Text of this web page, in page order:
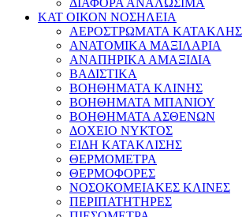
ΔΙΑΦΟΡΑ ΑΝΑΛΩΣΙΜΑ
ΚΑΤ ΟΙΚΟΝ ΝΟΣΗΛΕΙΑ
ΑΕΡΟΣΤΡΩΜΑΤΑ
ΑΝΑΤΟΜΙΚΑ ΜΑΞΙΛΑΡΙΑ
ΑΝΑΠΗΡΙΚΑ ΑΜΑΞΙΔΙΑ
ΒΑΔΙΣΤΙΚΑ
ΒΟΗΘΗΜΑΤΑ ΚΛΙΝΗΣ
ΒΟΗΘΗΜΑΤΑ ΜΠΑΝΙΟΥ
ΒΟΗΘΗΜΑΤΑ ΑΣΘΕΝΩΝ
ΔΟΧΕΙΟ ΝΥΚΤΟΣ
ΕΙΔΗ ΚΑΤΑΚΛΙΣΗΣ
ΘΕΡΜΟΜΕΤΡΑ
ΘΕΡΜΟΦΟΡΕΣ
ΝΟΣΟΚΟΜΕΙΑΚΕΣ ΚΛΙΝΕΣ
ΠΕΡΙΠΑΤΗΤΗΡΕΣ